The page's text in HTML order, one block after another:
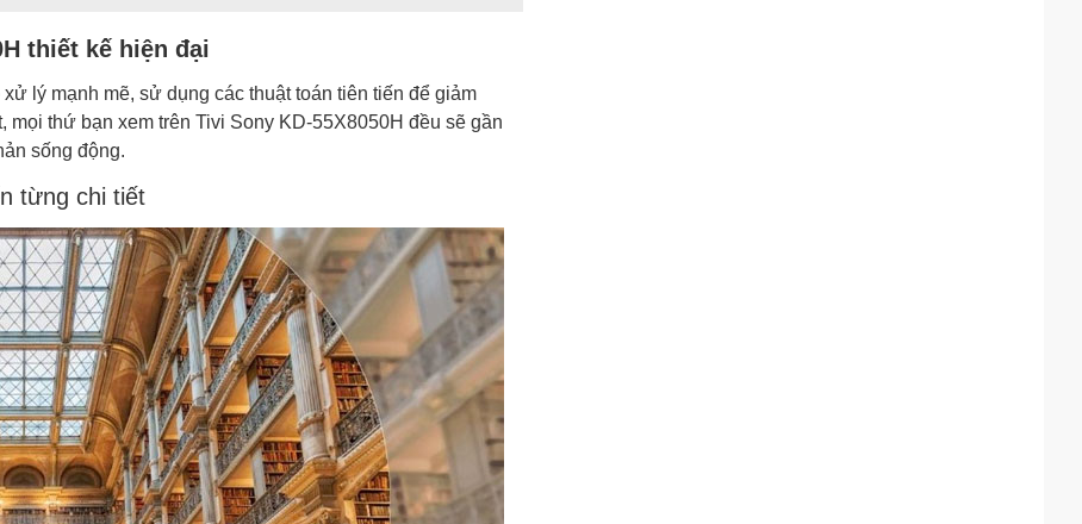
thiết kế hiện đại
xử lý mạnh mẽ, sử dụng các thuật toán tiên tiến để giảm
thứ bạn xem trên Tivi Sony KD-55X8050H đều sẽ gần
sống động.
từng chi tiết